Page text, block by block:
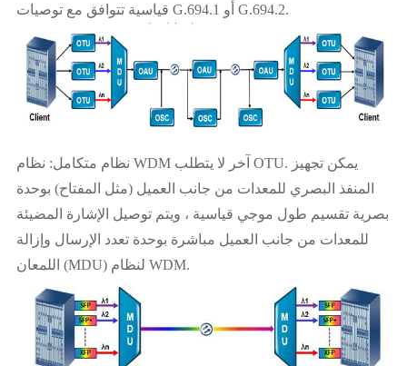
قياسية تتوافق مع توصيات G.694.1 أو G.694.2.
نظام متكامل: نظام WDM آخر لا يتطلب OTU. يمكن تجهيز
المنفذ البصري للمعدات من جانب العميل (مثل المفتاح) بوحدة
بصرية تقسيم طول موجي قياسية ، ويتم توصيل الإشارة المضيئة
للمعدات من جانب العميل مباشرة بوحدة تعدد الإرسال وإزالة
اللمعان (MDU) لنظام WDM.